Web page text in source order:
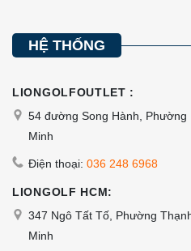
chọn
trên
phẩm
HỆ THỐNG
LIONGOLFOUTLET :
54 đường Song Hành,
Minh
Điện thoại: 036 248 6968
LIONGOLF HCM:
347 Ngô Tất Tố, Phường
Minh